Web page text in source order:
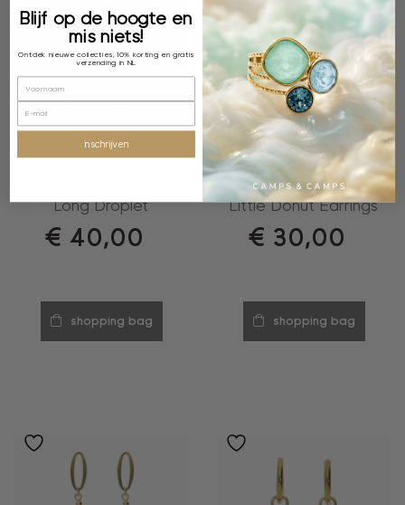
Long Droplet
€ 40,00
shopping bag
oorringen
Little Donut Earrings
€ 30,00
shopping bag
Blijf op de hoogte en
mis niets!
Ontdek nieuwe collecties, 10% korting en gratis
verzending in NL
inschrijven